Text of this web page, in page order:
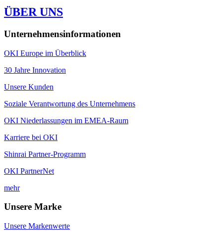
ÜBER UNS
Unternehmensinformationen
OKI Europe im Überblick
30 Jahre Innovation
Unsere Kunden
Soziale Verantwortung des Unternehmens
OKI Niederlassungen im EMEA-Raum
Karriere bei OKI
Shinrai Partner-Programm
OKI PartnerNet
mehr
Unsere Marke
Unsere Markenwerte